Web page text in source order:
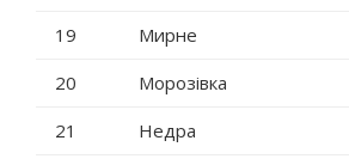
19
Мирне
20
Морозівка
21
Недра